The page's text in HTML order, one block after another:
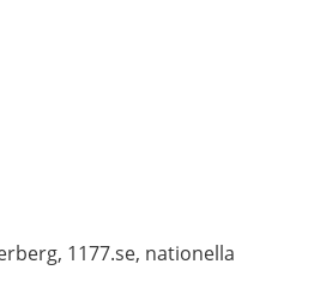
1177.se, nationella